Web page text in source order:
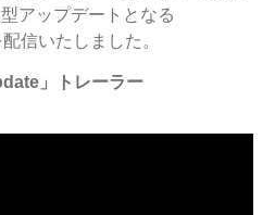
アップデートとなる
信いたしました。
」トレーラー